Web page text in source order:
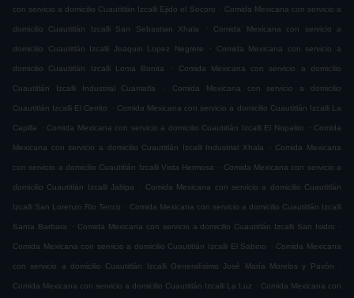
con servicio a domicilio Cuautitlán Izcalli Ejido el Socoro . Comida Mexicana con servicio a
domicilio Cuautitlán Izcalli San Sebastian Xhala . Comida Mexicana con servicio a
domicilio Cuautitlán Izcalli Joaquin Lopez Negrete . Comida Mexicana con servicio a
domicilio Cuautitlán Izcalli Loma Bonita . Comida Mexicana con servicio a domicilio
Cuautitlán Izcalli Industrial Cuamatla . Comida Mexicana con servicio a domicilio
Cuautitlán Izcalli El Cerrito . Comida Mexicana con servicio a domicilio Cuautitlán Izcalli La
Capilla . Comida Mexicana con servicio a domicilio Cuautitlán Izcalli El Nopalito . Comida
Mexicana con servicio a domicilio Cuautitlán Izcalli Industrial Xhala . Comida Mexicana
con servicio a domicilio Cuautitlán Izcalli Vista Hermosa . Comida Mexicana con servicio a
domicilio Cuautitlán Izcalli Jaltipa . Comida Mexicana con servicio a domicilio Cuautitlán
Izcalli San Lorenzo Rio Tenco . Comida Mexicana con servicio a domicilio Cuautitlán Izcalli
Santa Barbara . Comida Mexicana con servicio a domicilio Cuautitlán Izcalli San Isidro .
Comida Mexicana con servicio a domicilio Cuautitlán Izcalli El Sabino . Comida Mexicana
con servicio a domicilio Cuautitlán Izcalli Generalísimo José María Morelos y Pavón .
Comida Mexicana con servicio a domicilio Cuautitlán Izcalli La Luz . Comida Mexicana con